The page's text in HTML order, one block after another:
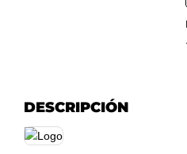
DESCRIPCIÓN